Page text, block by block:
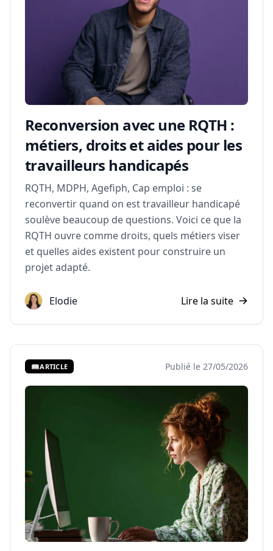
Reconversion avec une RQTH :
métiers, droits et aides pour les
travailleurs handicapés
RQTH, MDPH, Agefiph, Cap emploi : se
reconvertir quand on est travailleur handicapé
soulève beaucoup de questions. Voici ce que la
RQTH ouvre comme droits, quels métiers viser
et quelles aides existent pour construire un
projet adapté.
Elodie Lire la suite
📖ARTICLE Publié le 27/05/2026